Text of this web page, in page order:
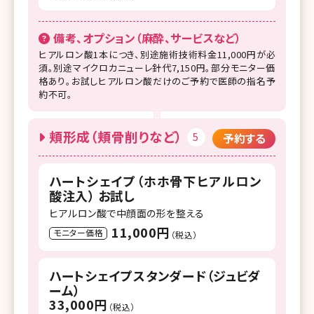
備考、オプション（麻酔、サービスなど）
ヒアルロン酸1本につき、別途施術技術料金11,000円が必
須。別途マイクロカニューレ針代7,150円。部分モニター価
格あり。お試しヒアルロン酸だけのご予約で医師の指名予
約不可。
頬形成（頬骨削りなど） 5 予約する
ハートシェイプ（ホホ骨下ヒアルロン
酸注入） お試し
ヒアルロン酸で中顔面の形を整える
モニター価格 11,000円 （税込）
ハートシェイプスタンダード（ジュビダ
ーム）
33,000円 （税込）